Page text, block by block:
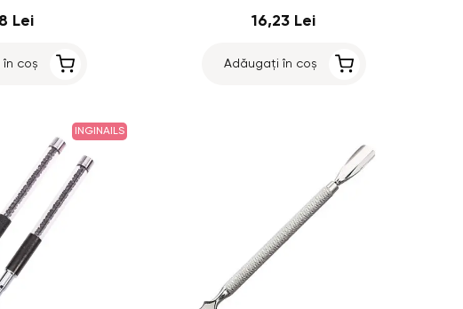
Lei
coș
16,23 Lei
Adăugați în coș
INGINAILS